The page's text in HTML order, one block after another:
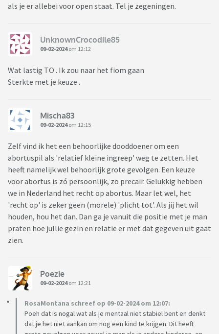
als je er allebei voor open staat. Tel je zegeningen.
UnknownCrocodile85
09-02-2024om 12:12
Wat lastig TO . Ik zou naar het fiom gaan
Sterkte met je keuze .
Mischa83
09-02-2024om 12:15
Zelf vind ik het een behoorlijke dooddoener om een
abortuspil als 'relatief kleine ingreep' weg te zetten. Het
heeft namelijk wel behoorlijk grote gevolgen. Een keuze
voor abortus is zó persoonlijk, zo precair. Gelukkig hebben
we in Nederland het recht op abortus. Maar let wel, het
'recht op' is zeker geen (morele) 'plicht tot'. Als jij het wil
houden, hou het dan. Dan ga je vanuit die positie met je man
praten hoe jullie gezin en relatie er met dat gegeven uit gaat
zien.
Poezie
09-02-2024om 12:21
RosaMontana schreef op 09-02-2024 om 12:07:
Poeh dat is nogal wat als je mentaal niet stabiel bent en denkt
dat je het niet aankan om nog een kind te krijgen. Dit heeft